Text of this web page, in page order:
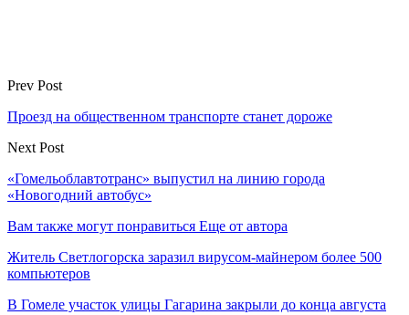
Prev Post
Проезд на общественном транспорте станет дороже
Next Post
«Гомельоблавтотранс» выпустил на линию города
«Новогодний автобус»
Вам также могут понравиться Еще от автора
Житель Светлогорска заразил вирусом-майнером более 500
компьютеров
В Гомеле участок улицы Гагарина закрыли до конца августа